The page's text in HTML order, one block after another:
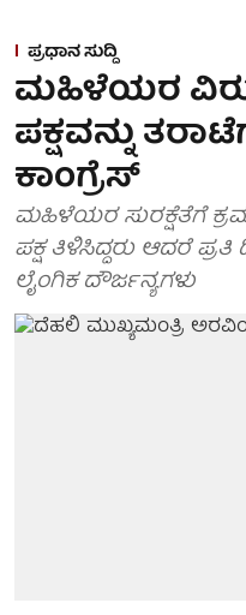
ಪ್ರಧಾನ ಸುದ್ದಿ
ಮಹಿಳೆಯರ
ಪಕ್ಷವನ್ನು
ಕಾಂಗ್ರೆಸ್
ಮಹಿಳೆಯರ ಸುರಕ್ಷೆತೆಗೆ
ಪಕ್ಷ ತಿಳಿಸಿದ್ದರು ಆದರೆ
ಲೈಂಗಿಕ ದೌರ್ಜನ್ಯಗಳು